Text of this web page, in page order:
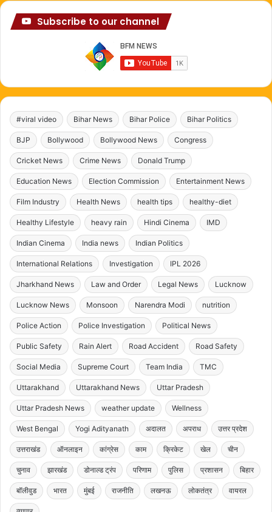
Subscribe to our channel
#viral video Bihar News Bihar Police Bihar Politics
BJP Bollywood Bollywood News Congress
Cricket News Crime News Donald Trump
Education News Election Commission Entertainment News
Film Industry Health News health tips healthy-diet
Healthy Lifestyle heavy rain Hindi Cinema IMD
Indian Cinema India news Indian Politics
International Relations Investigation IPL 2026
Jharkhand News Law and Order Legal News Lucknow
Lucknow News Monsoon Narendra Modi nutrition
Police Action Police Investigation Political News
Public Safety Rain Alert Road Accident Road Safety
Social Media Supreme Court Team India TMC
Uttarakhand Uttarakhand News Uttar Pradesh
Uttar Pradesh News weather update Wellness
West Bengal Yogi Adityanath अदालत अपराध उत्तर प्रदेश
उत्तराखंड ऑनलाइन कांग्रेस काम क्रिकेट खेल चीन
चुनाव झारखंड डोनाल्ड ट्रंप परिणाम पुलिस प्रशासन बिहार
बॉलीवुड भारत मुंबई राजनीति लखनऊ लोकतंत्र वायरल